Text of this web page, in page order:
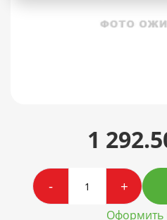
1
- +
Оформить